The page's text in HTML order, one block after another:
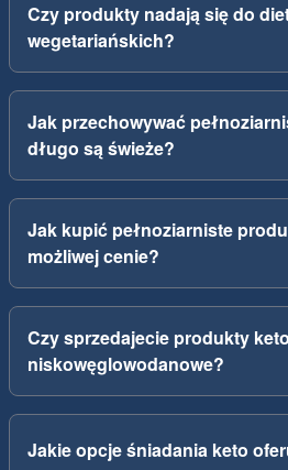
Czy produkty nadają się do
wegetariańskich?
Jak przechowywać
długo są świeże?
Jak kupić pełnoziarniste
możliwej cenie?
Czy sprzedajecie produkty
niskowęglowodanowe?
Jakie opcje śniadania keto